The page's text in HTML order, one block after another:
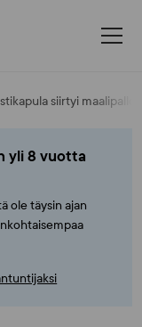
siirtyi
yli 8 vuotta
ole täysin ajan